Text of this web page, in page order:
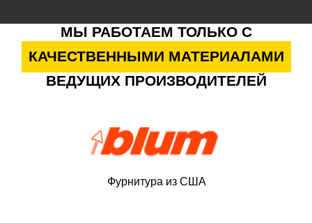
МЫ РАБОТАЕМ ТОЛЬКО С
КАЧЕСТВЕННЫМИ МАТЕРИАЛАМИ
ВЕДУЩИХ ПРОИЗВОДИТЕЛЕЙ
Фурнитура из США